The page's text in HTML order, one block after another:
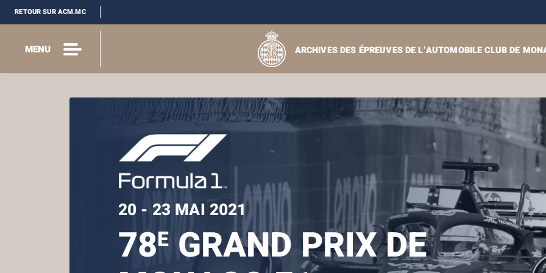
RETOUR SUR ACM.MC
MENU ARCHIVES DES ÉPREUVES DE L’AUTOMOBILE CLUB DE
20 - 23 MAI 2021
78E GRAND PRIX DE